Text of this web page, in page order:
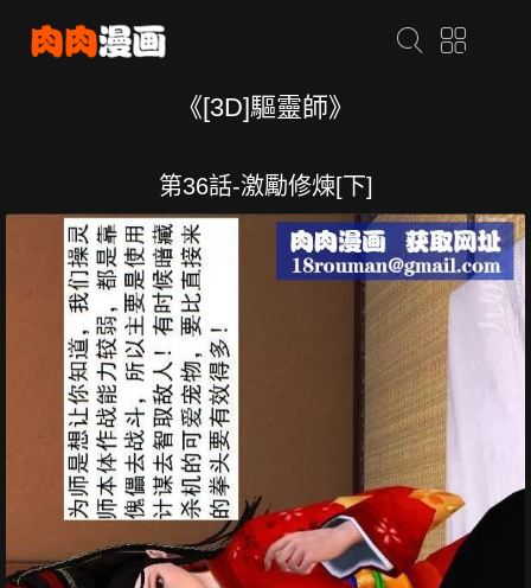
《[3D]驅靈師》
第36話-激勵修煉[下]